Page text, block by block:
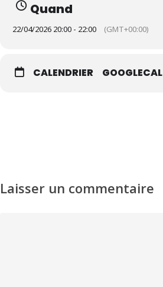
Quand
22/04/2026 20:00 - 22:00 (GMT+00:00)
CALENDRIER GOOGLECAL
Laisser un commentaire